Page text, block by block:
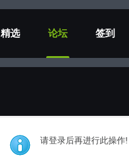
精选 论坛 签到
请登录后再进行此操作!